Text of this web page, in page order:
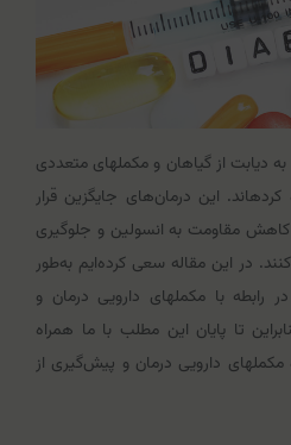
در کنار این درمان ها، افراد مبتلا به دیابت از گیاهان و مکمل‎های متعددی
برای بهبود دیابت خود استفاده کرده‎اند. این درمان‌های جایگزین قرار
مقاومت به انسولین و جلوگیری
در این مقاله سعی کرده‌ایم به‌طور
کامل به ارائه اطلاعات مفیدی در رابطه با مکمل‎های دارویی درمان و
تا پایان این مطلب با ما همراه
باشید تا هر آنچه که باید درباره مکمل‎های دارویی درمان و پیش‌گیری از